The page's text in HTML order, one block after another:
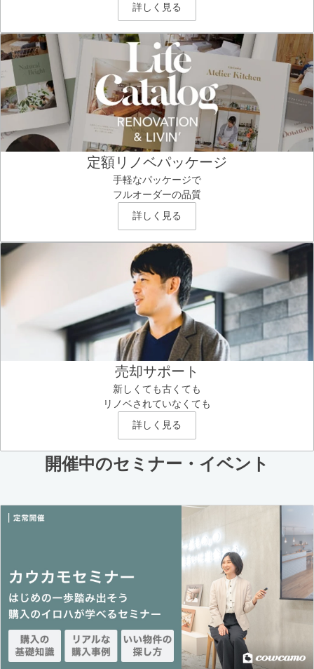
詳しく見る
定額リノベパッケージ
手軽なパッケージで
フルオーダーの品質
詳しく見る
売却サポート
新しくても古くても
リノベされていなくても
詳しく見る
開催中のセミナー・イベント